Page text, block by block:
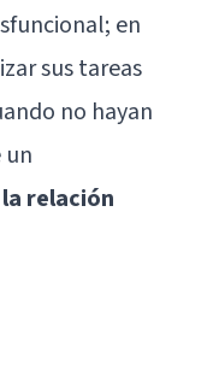
en
sus tareas
no hayan
la relación